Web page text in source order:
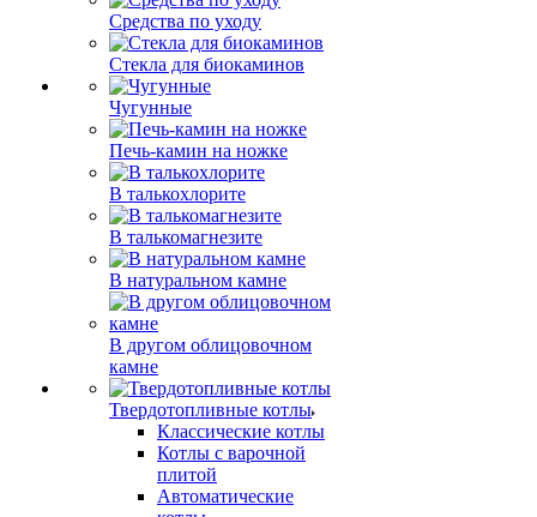
Средства по уходу
Стекла для биокаминов
Чугунные
Печь-камин на ножке
В талькохлорите
В талькомагнезите
В натуральном камне
В другом облицовочном
камне
Твердотопливные котлы
Классические котлы
Котлы с варочной
плитой
Автоматические